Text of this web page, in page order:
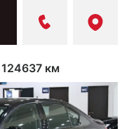
124637 км